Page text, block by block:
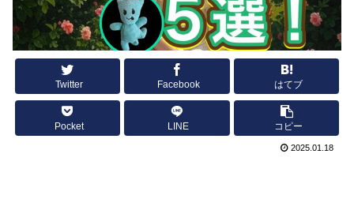
Twitter Facebook はてブ
Pocket LINE コピー
2025.01.18